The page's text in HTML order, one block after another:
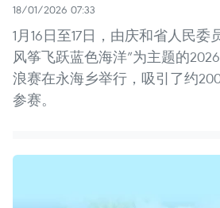
18/01/2026 07:33
1月16日至17日，由庆和省人民委
风筝飞跃蓝色海洋”为主题的
浪赛在永海乡举行，吸引了约
参赛。